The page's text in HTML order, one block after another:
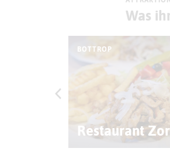
Was
BOTTROP
Restaurant